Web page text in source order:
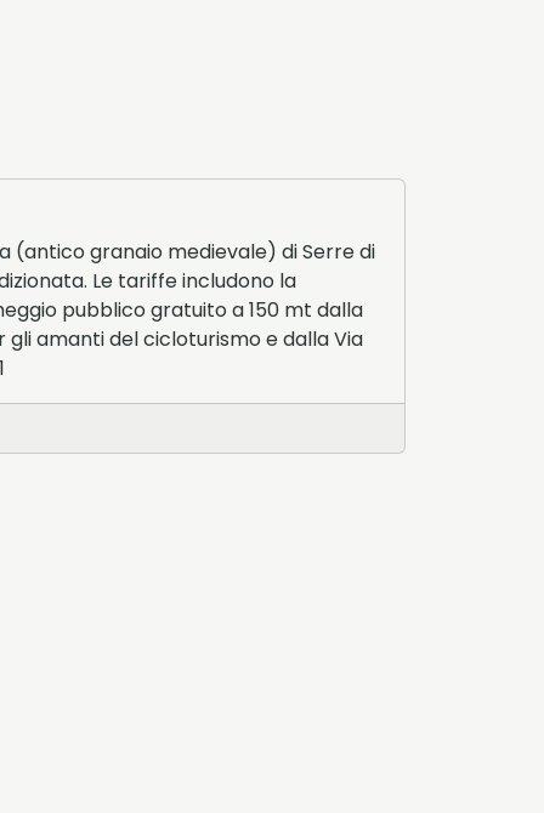
(antico granaio medievale) di Serre di
Le tariffe includono la
pubblico gratuito a 150 mt dalla
amanti del cicloturismo e dalla Via